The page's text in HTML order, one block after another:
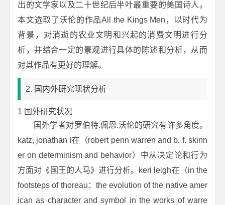
出的文学家以及二十世纪后半叶最重要的美国诗人。
本文选取了沃伦的作品All the Kings Men， 以时代为
背景，对消逝的农业文明和兴起的消费文明进行分
析，并结合一定的景观进行具体的陈述和分析，从而
对其作品有更好的理解。
2. 国内外研究现状分析
1 国外研究状况
国外学者对罗伯特.佩恩.沃伦的研究有许多角度。
katz, jonathan l在（robert penn warren and b. f. skinn
er on determinism and behavior）中从决定论和行为
方面对《国王的人马》进行分析。keri leigh在（in the
footsteps of thoreau：the evolution of the native amer
ican as character and symbol in the works of warre